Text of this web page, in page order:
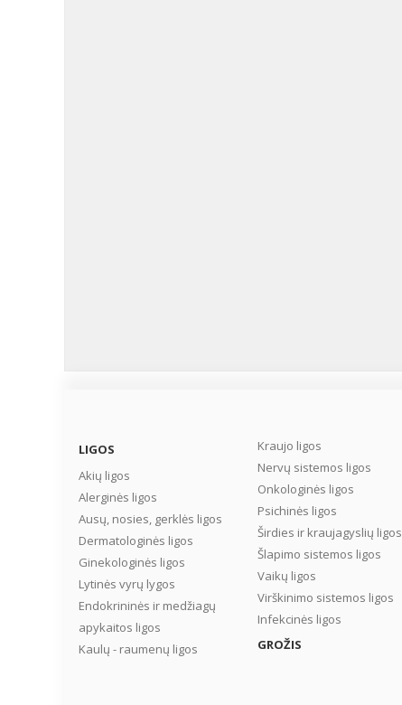
LIGOS
Akių ligos
Alerginės ligos
Ausų, nosies, gerklės ligos
Dermatologinės ligos
Ginekologinės ligos
Lytinės vyrų lygos
Endokrininės ir medžiagų
apykaitos ligos
Kaulų - raumenų ligos
Kraujo ligos
Nervų sistemos ligos
Onkologinės ligos
Psichinės ligos
Širdies ir kraujagyslių ligos
Šlapimo sistemos ligos
Vaikų ligos
Virškinimo sistemos ligos
Infekcinės ligos
GROŽIS